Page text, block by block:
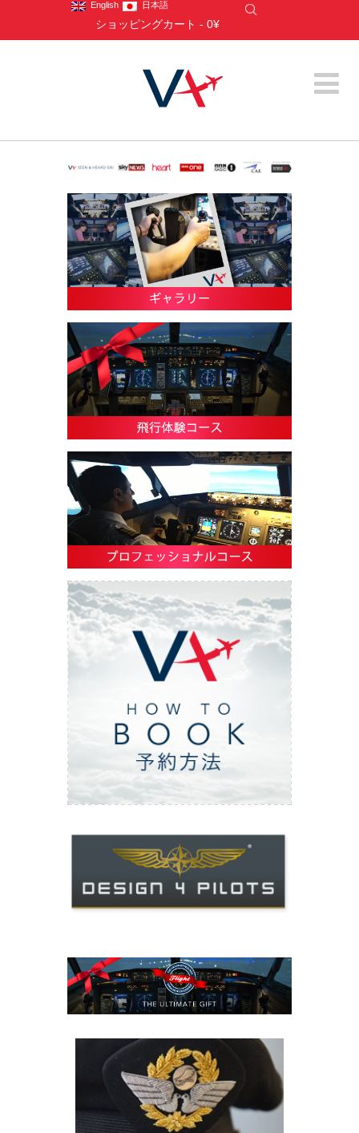
English 日本語
ショッピングカート - 0¥
ご予約方法